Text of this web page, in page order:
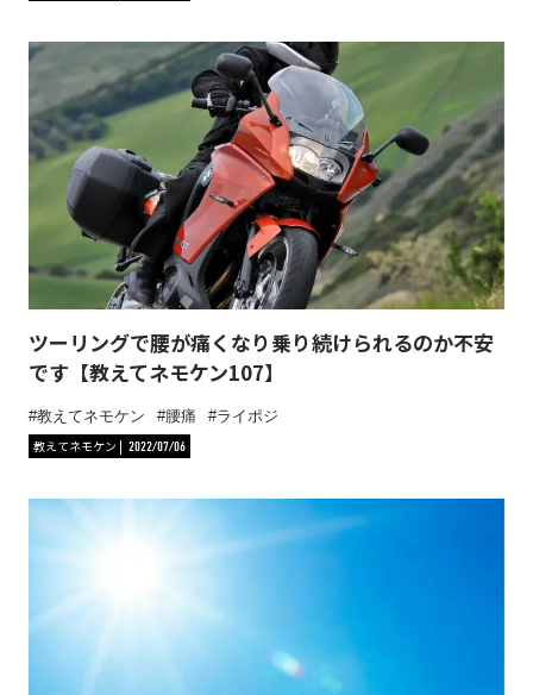
ツーリングで腰が痛くなり乗り続けられるのか不安
です【教えてネモケン107】
教えてネモケン 腰痛
ライポジ
教えてネモケン
2022/07/06